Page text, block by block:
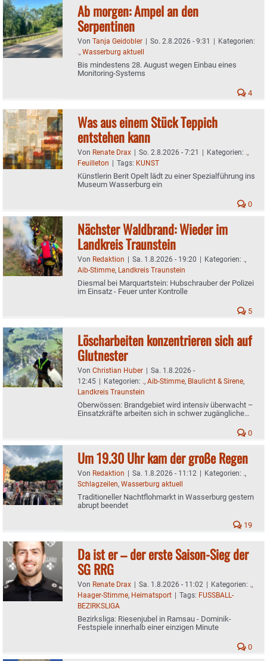
Ab morgen: Ampel an den
Serpentinen
Von Tanja Geidobler | So. 2.8.2026 - 9:31 | Kategorien:
., Wasserburg aktuell
Bis mindestens 28. August wegen Einbau eines
Monitoring-Systems
4
Was aus einem Stück Teppich
entstehen kann
Von Renate Drax | So. 2.8.2026 - 7:21 | Kategorien: .,
Feuilleton | Tags: KUNST
Künstlerin Berit Opelt lädt zu einer Spezialführung ins
Museum Wasserburg ein
0
Nächster Waldbrand: Wieder im
Landkreis Traunstein
Von Redaktion | Sa. 1.8.2026 - 19:20 | Kategorien: .,
Aib-Stimme, Landkreis Traunstein
Diesmal bei Marquartstein: Hubschrauber der Polizei
im Einsatz - Feuer unter Kontrolle
5
Löscharbeiten konzentrieren sich auf
Glutnester
Von Christian Huber | Sa. 1.8.2026 -
12:45 | Kategorien: ., Aib-Stimme, Blaulicht & Sirene,
Landkreis Traunstein
Oberwössen: Brandgebiet wird intensiv überwacht –
Einsatzkräfte arbeiten sich in schwer zugängliche
0
Um 19.30 Uhr kam der große Regen
Von Redaktion | Sa. 1.8.2026 - 11:12 | Kategorien: .,
Schlagzeilen, Wasserburg aktuell
Traditioneller Nachtflohmarkt in Wasserburg gestern
abrupt beendet
19
Da ist er – der erste Saison-Sieg der
SG RRG
Von Renate Drax | Sa. 1.8.2026 - 11:02 | Kategorien: .,
Haager-Stimme, Heimatsport | Tags: FUSSBALL-
BEZIRKSLIGA
Bezirksliga: Riesenjubel in Ramsau - Dominik-
Festspiele innerhalb einer einzigen Minute
0